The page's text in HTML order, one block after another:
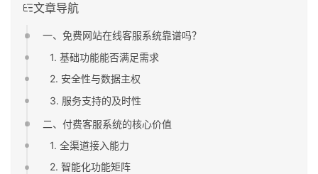
文章导航
一、免费网站在线客服系统靠谱吗？
1. 基础功能能否满足需求
2. 安全性与数据主权
3. 服务支持的及时性
二、付费客服系统的核心价值
1. 全渠道接入能力
2. 智能化功能矩阵